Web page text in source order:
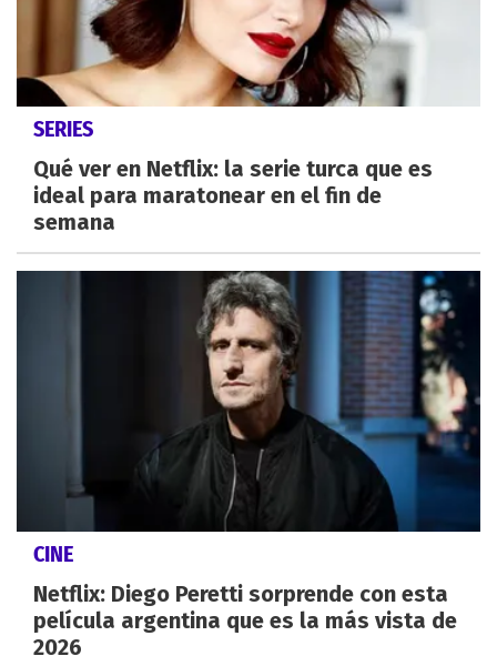
SERIES
Qué ver en Netflix: la serie turca que es
ideal para maratonear en el fin de
semana
CINE
Netflix: Diego Peretti sorprende con esta
película argentina que es la más vista de
2026